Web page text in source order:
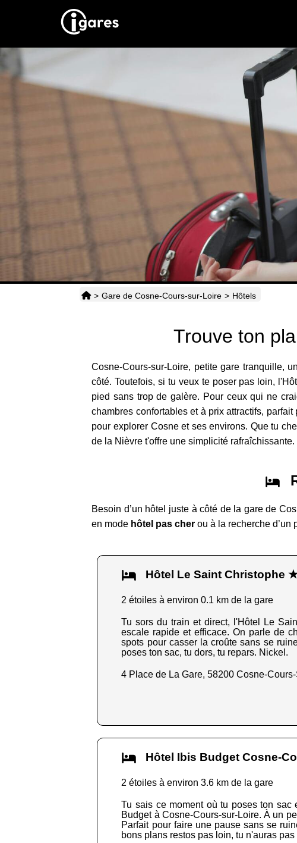
> Gare de Cosne-Cours-sur-Loire > Hôtels
Trouve ton
Cosne-Cours-sur-Loire, petite gare tranquille,
côté. Toutefois, si tu veux te poser pas loin,
pied sans trop de galère. Pour ceux qui ne
chambres confortables et à prix attractifs,
pour explorer Cosne et ses environs. Que tu
de la Nièvre t'offre une simplicité rafraîchissante.
Besoin d’un hôtel juste à côté de la gare de
en mode hôtel pas cher ou à la recherche d’un
Hôtel Le Saint Christophe
2 étoiles à environ 0.1 km de la gare
Tu sors du train et direct, l'Hôtel Le
escale rapide et efficace. On parle de
spots pour casser la croûte sans se
poses ton sac, tu dors, tu repars. Nickel.
4 Place de La Gare, 58200 Cosne-
Hôtel Ibis Budget Cosne-
2 étoiles à environ 3.6 km de la gare
Tu sais ce moment où tu poses ton
Budget à Cosne-Cours-sur-Loire. À un
Parfait pour faire une pause sans se
bons plans restos pas loin, tu n'auras